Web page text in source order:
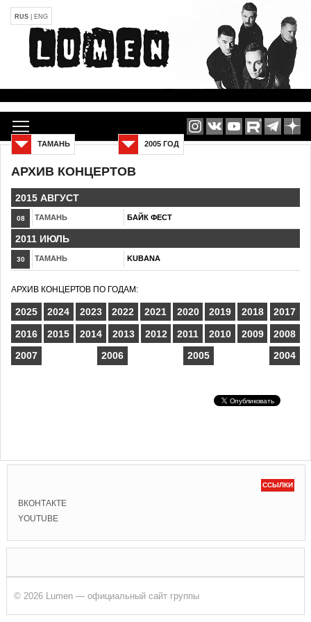
RUS ENG
АРХИВ КОНЦЕРТОВ
2005 ГОД
ТАМАНЬ
2015 АВГУСТ
08 ТАМАНЬ БАЙК ФЕСТ
2011 ИЮЛЬ
30 ТАМАНЬ KUBANA
АРХИВ КОНЦЕРТОВ ПО ГОДАМ:
2025 2024 2023 2022 2021 2020 2019 2018
2017
2016
2015 2014 2013 2012 2011 2010 2009
2008
2007
2006 2005 2004
ССЫЛКИ
ВКОНТАКТЕ
YOUTUBE
© 2026 Lumen — официальный сайт группы